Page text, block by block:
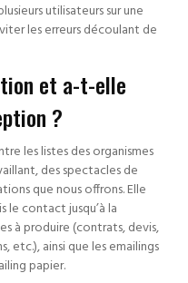
utilisateurs sur une
les erreurs découlant de
et a-t-elle
?
les listes des organismes
des spectacles de
que nous offrons. Elle
le contact jusqu’à la
à produire (contrats, devis,
ainsi que les emailings
papier.